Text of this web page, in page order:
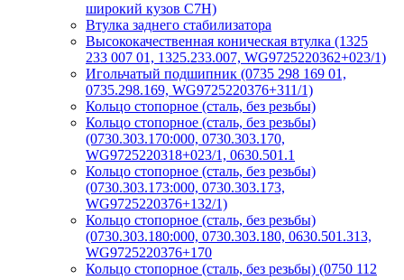
широкий кузов C7H)
Втулка заднего стабилизатора
Высококачественная коническая втулка (1325
233 007 01, 1325.233.007, WG9725220362+023/1)
Игольчатый подшипник (0735 298 169 01,
0735.298.169, WG9725220376+311/1)
Кольцо стопорное (сталь, без резьбы)
Кольцо стопорное (сталь, без резьбы)
(0730.303.170:000, 0730.303.170,
WG9725220318+023/1, 0630.501.1
Кольцо стопорное (сталь, без резьбы)
(0730.303.173:000, 0730.303.173,
WG9725220376+132/1)
Кольцо стопорное (сталь, без резьбы)
(0730.303.180:000, 0730.303.180, 0630.501.313,
WG9725220376+170
Кольцо стопорное (сталь, без резьбы) (0750 112